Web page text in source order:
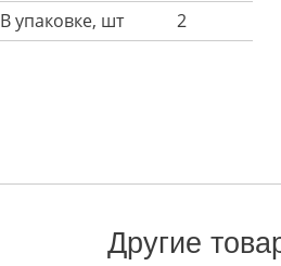
В упаковке, шт
2
Другие